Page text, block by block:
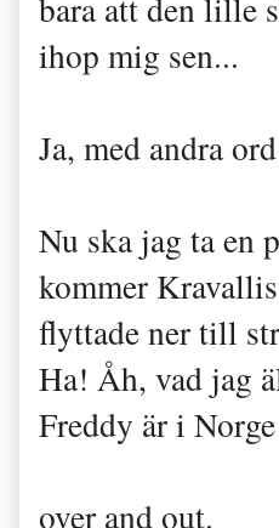
bara att den lille
ihop mig sen...
Ja, med andra
Nu ska jag ta en
kommer
flyttade ner till
Ha! Åh, vad jag
Freddy är i
over and out.